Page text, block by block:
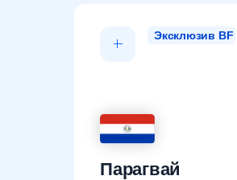
Эксклюзив BF
Парагвай